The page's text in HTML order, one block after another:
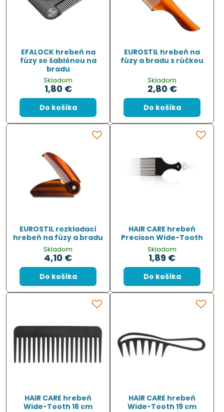
EFALOCK hrebeň na
fúzy so šablónou na
bradu
Skladom
1,80 €
Do košíka
EUROSTIL hrebeň na
fúzy a bradu s rúčkou
Skladom
2,80 €
Do košíka
EUROSTIL rozkladací
hrebeň na fúzy a bradu
Skladom
4,10 €
Do košíka
HAIR CARE hrebeň
Precison Wide-Tooth
Skladom
1,89 €
Do košíka
HAIR CARE hrebeň
Wide-Tooth 16 cm
HAIR CARE hrebeň
Wide-Tooth 19 cm